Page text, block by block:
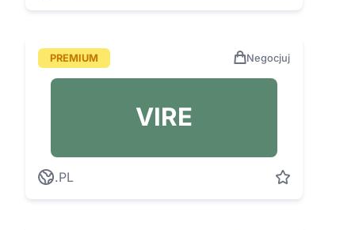
PREMIUM Negocjuj
VIRE
.PL